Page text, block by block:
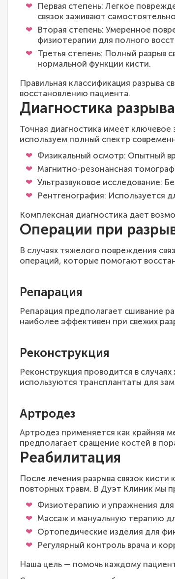
Первая степень: Легкое
связок заживают
Вторая степень: Умеренное
физиотерапии для полного
Третья степень: Полный разрыв
нормальной функции кисти.
Правильная классификация разрыва
восстановлению пациента.
Диагностика
Точная диагностика имеет
используем полный спектр
Физикальный осмотр: Опытный
Магнитно-резонансная
Ультразвуковое исследование:
Рентгенография: Используется
Комплексная диагностика дает
Операции при
В случаях тяжелого повреждения
операций, которые помогают
Репарация
Репарация предполагает сшивание
наиболее эффективен при свежих
Реконструкция
Реконструкция проводится в
используются трансплантаты для
Артродез
Артродез применяется как крайняя
предполагает сращение костей в
Реабилитация
После лечения разрыва связок
повторных травм. В Дуэт Клиник мы
Физиотерапию и упражнения
Массаж и мануальную терапию
Ортопедические изделия для
Регулярный контроль врача и
Наша цель — помочь каждому